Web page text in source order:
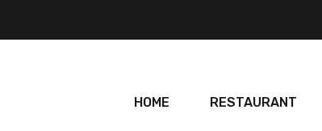
HOME RESTAURANT